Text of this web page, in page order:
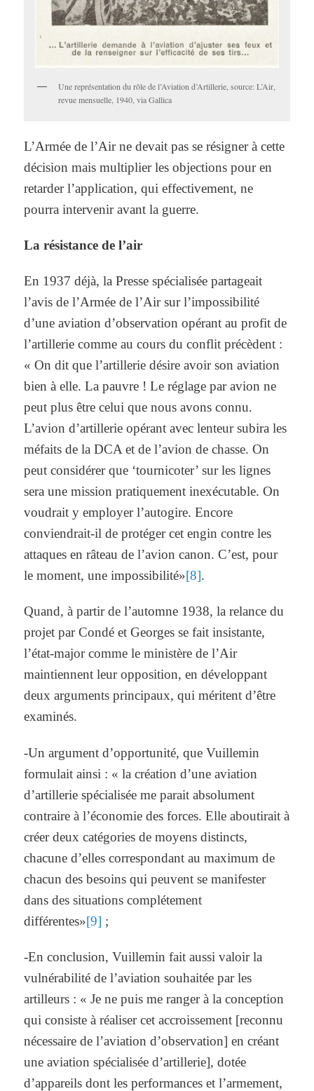
Une représentation du rôle de l’Aviation d’Artillerie, source: L’Air,
revue mensuelle, 1940, via Gallica
L’Armée de l’Air ne devait pas se résigner à cette
décision mais multiplier les objections pour en
retarder l’application, qui effectivement, ne
pourra intervenir avant la guerre.
La résistance de l’air
En 1937 déjà, la Presse spécialisée partageait
l’avis de l’Armée de l’Air sur l’impossibilité
d’une aviation d’observation opérant au profit de
l’artillerie comme au cours du conflit précèdent :
« On dit que l’artillerie désire avoir son aviation
bien à elle. La pauvre ! Le réglage par avion ne
peut plus être celui que nous avons connu.
L’avion d’artillerie opérant avec lenteur subira les
méfaits de la DCA et de l’avion de chasse. On
peut considérer que ‘tournicoter’ sur les lignes
sera une mission pratiquement inexécutable. On
voudrait y employer l’autogire. Encore
conviendrait-il de protéger cet engin contre les
attaques en râteau de l’avion canon. C’est, pour
le moment, une impossibilité»[8].
Quand, à partir de l’automne 1938, la relance du
projet par Condé et Georges se fait insistante,
l’état-major comme le ministère de l’Air
maintiennent leur opposition, en développant
deux arguments principaux, qui méritent d’être
examinés.
-Un argument d’opportunité, que Vuillemin
formulait ainsi : « la création d’une aviation
d’artillerie spécialisée me parait absolument
contraire à l’économie des forces. Elle aboutirait à
créer deux catégories de moyens distincts,
chacune d’elles correspondant au maximum de
chacun des besoins qui peuvent se manifester
dans des situations complétement
différentes»[9] ;
-En conclusion, Vuillemin fait aussi valoir la
vulnérabilité de l’aviation souhaitée par les
artilleurs : « Je ne puis me ranger à la conception
qui consiste à réaliser cet accroissement [reconnu
nécessaire de l’aviation d’observation] en créant
une aviation spécialisée d’artillerie], dotée
d’appareils dont les performances et l’armement,